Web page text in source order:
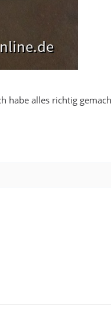
habe alles richtig